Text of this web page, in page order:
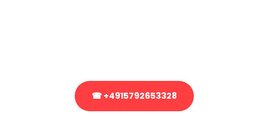
☎ +4915792653328